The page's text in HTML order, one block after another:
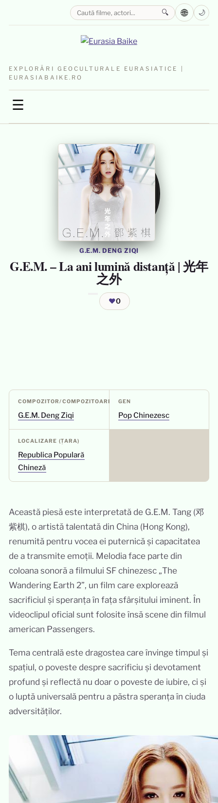
EXPLORĂRI GEOCULTURALE EURASIATICE |
EURASIABAIKE.RO
☰
🔍 🌐 🌙
G.E.M. DENG ZIQI
G.E.M. – La ani lumină distanță | 光年
之外
❤0
COMPOZITOR/COMPOZITOARE
G.E.M. Deng Ziqi
GEN
Pop Chinezesc
LOCALIZARE (ȚARA)
Republica Populară
Chineză
Această piesă este interpretată de G.E.M. Tang (邓
紫棋), o artistă talentată din China (Hong Kong),
renumită pentru vocea ei puternică și capacitatea
de a transmite emoții. Melodia face parte din
coloana sonoră a filmului SF chinezesc „The
Wandering Earth 2”, un film care explorează
sacrificiul și speranța în fața sfârșitului iminent. În
videoclipul oficial sunt folosite însă scene din filmul
american Passengers.
Tema centrală este dragostea care învinge timpul și
spațiul, o poveste despre sacrificiu și devotament
profund și reflectă nu doar o poveste de iubire, ci și
o luptă universală pentru a păstra speranța în ciuda
adversităților.